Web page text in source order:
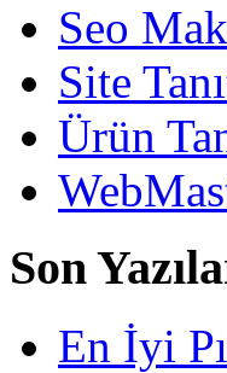
Seo
Site
Ürün
Son
En İyi